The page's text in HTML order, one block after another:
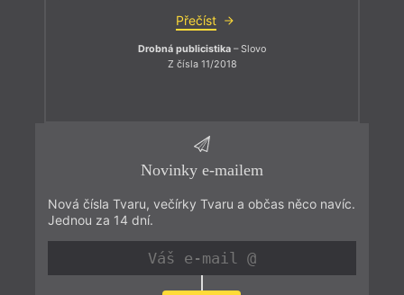
Přečíst
Drobná publicistika – Slovo
Z čísla 11/2018
Novinky e-mailem
Nová čísla Tvaru, večírky Tvaru a občas něco navíc.
Jednou za 14 dní.